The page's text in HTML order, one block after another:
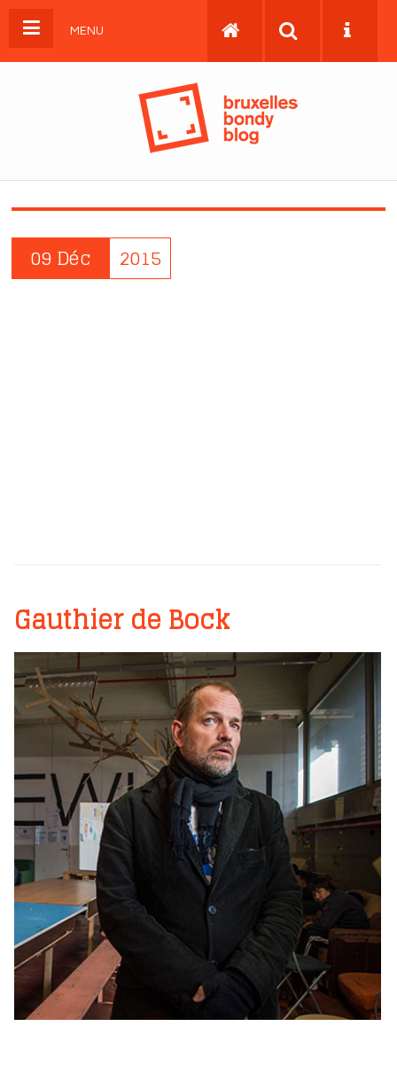
MENU
09 Déc 2015
Gauthier de Bock